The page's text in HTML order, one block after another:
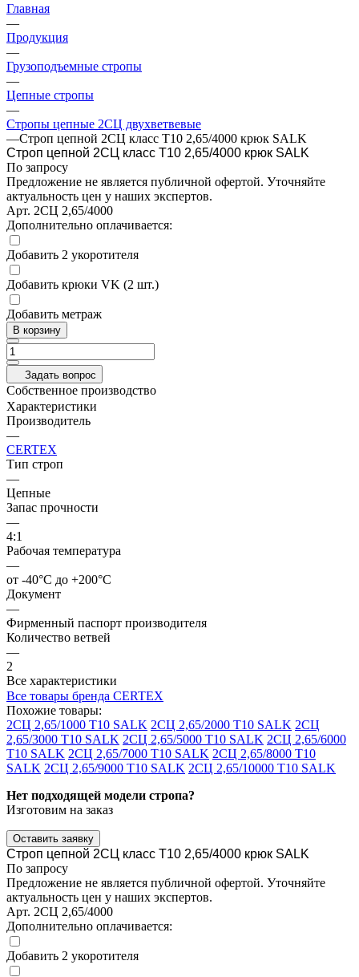
Главная
—
Продукция
—
Грузоподъемные стропы
—
Цепные стропы
—
Стропы цепные 2СЦ двухветвевые
—Строп цепной 2СЦ класс Т10 2,65/4000 крюк SALK
Строп цепной 2СЦ класс Т10 2,65/4000 крюк SALK
По запросу
Предложение не является публичной офертой. Уточняйте
актуальность цен у наших экспертов.
Арт. 2СЦ 2,65/4000
Дополнительно оплачивается:
Добавить 2 укоротителя
Добавить крюки VK (2 шт.)
Добавить метраж
В корзину
Задать вопрос
Собственное производство
Характеристики
Производитель
—
CERTEX
Тип строп
—
Цепные
Запас прочности
—
4:1
Рабочая температура
—
от -40°C до +200°C
Документ
—
Фирменный паспорт производителя
Количество ветвей
—
2
Все характеристики
Все товары бренда CERTEX
Похожие товары:
2СЦ 2,65/1000 Т10 SALK 2СЦ 2,65/2000 Т10 SALK 2СЦ
2,65/3000 Т10 SALK 2СЦ 2,65/5000 Т10 SALK 2СЦ 2,65/6000
Т10 SALK 2СЦ 2,65/7000 Т10 SALK 2СЦ 2,65/8000 Т10
SALK 2СЦ 2,65/9000 Т10 SALK 2СЦ 2,65/10000 Т10 SALK
Нет подходящей модели стропа?
Изготовим на заказ
Оставить заявку
Строп цепной 2СЦ класс Т10 2,65/4000 крюк SALK
По запросу
Предложение не является публичной офертой. Уточняйте
актуальность цен у наших экспертов.
Арт. 2СЦ 2,65/4000
Дополнительно оплачивается:
Добавить 2 укоротителя